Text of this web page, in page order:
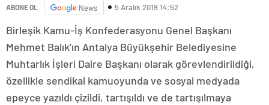
ABONE OL News 5 Aralık 2019 14:52
Birleşik Kamu-İş Konfederasyonu Genel Başkanı
Mehmet Balık’ın Antalya Büyükşehir Belediyesine
Muhtarlık İşleri Daire Başkanı olarak görevlendirildiği,
özellikle sendikal kamuoyunda ve sosyal medyada
epeyce yazıldı çizildi, tartışıldı ve de tartışılmaya